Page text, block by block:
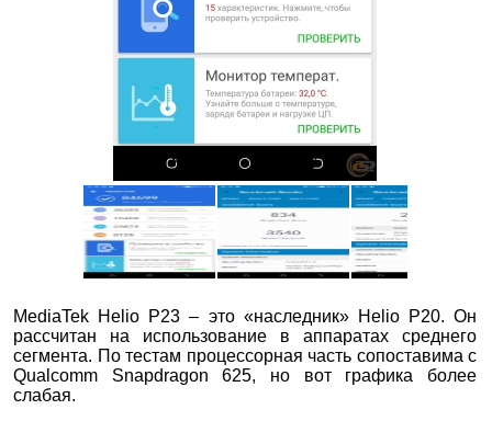
MediaTek Helio P23 – это «наследник» Helio P20. Он
рассчитан на использование в аппаратах среднего
сегмента. По тестам процессорная часть сопоставима с
Qualcomm Snapdragon 625, но вот графика более
слабая.